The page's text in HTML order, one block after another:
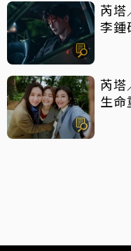
芮塔
李鍾
芮塔
生命